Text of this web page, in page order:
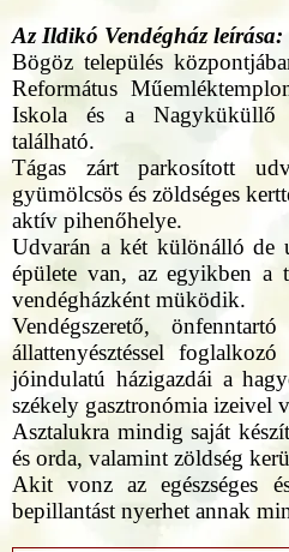
Az Ildikó Vendégház leírása:
Bögöz település
Református
Iskola és a Nagyküküllő
található.
Tágas zárt parkosított
gyümölcsös és zöldséges
aktív pihenőhelye.
Udvarán a két különálló de
épülete van, az egyikben a
vendégházként müködik.
Vendégszerető,
állattenyésztéssel
jóindulatú házigazdái a
székely gasztronómia izeivel
Asztalukra mindig saját
és orda, valamint zöldség
Akit vonz az egészséges
bepillantást nyerhet annak